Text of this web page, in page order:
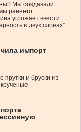
Мы создавали
раннего
угрожает ввести
в двух словах”
импорт
и бруски из